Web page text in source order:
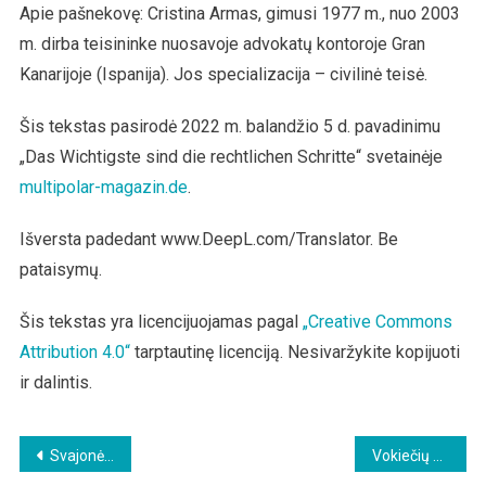
Apie pašnekovę: Cristina Armas, gimusi 1977 m., nuo 2003
m. dirba teisininke nuosavoje advokatų kontoroje Gran
Kanarijoje (Ispanija). Jos specializacija – civilinė teisė.
Šis tekstas pasirodė 2022 m. balandžio 5 d. pavadinimu
„Das Wichtigste sind die rechtlichen Schritte“ svetainėje
multipolar-magazin.de.
Išversta padedant www.DeepL.com/Translator. Be
pataisymų.
Šis tekstas yra licencijuojamas pagal „Creative Commons
Attribution 4.0“tarptautinę licenciją. Nesivaržykite kopijuoti
ir dalintis.
Beitragsnavigation
Svajonė apie daugiapolį pasaulį